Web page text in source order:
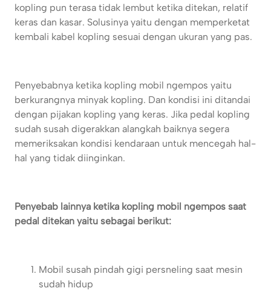
kopling pun terasa tidak lembut ketika ditekan, relatif
keras dan kasar. Solusinya yaitu dengan memperketat
kembali kabel kopling sesuai dengan ukuran yang pas.
Penyebabnya ketika kopling mobil ngempos yaitu
berkurangnya minyak kopling. Dan kondisi ini ditandai
dengan pijakan kopling yang keras. Jika pedal kopling
sudah susah digerakkan alangkah baiknya segera
memeriksakan kondisi kendaraan untuk mencegah hal-
hal yang tidak diinginkan.
Penyebab lainnya ketika kopling mobil ngempos saat
pedal ditekan yaitu sebagai berikut:
Mobil susah pindah gigi persneling saat mesin
sudah hidup